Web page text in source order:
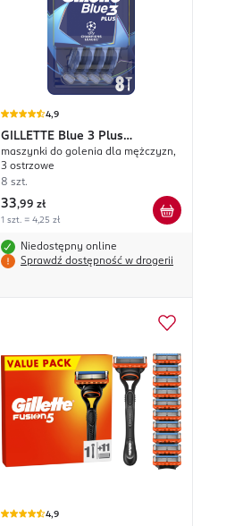
4,9
GILLETTE Blue 3 Plus
Champions League
maszynki do golenia dla mężczyzn,
3 ostrzowe
8 szt.
33,99 zł
1 szt. = 4,25 zł
Niedostępny online
Sprawdź dostępność w drogerii
4,9